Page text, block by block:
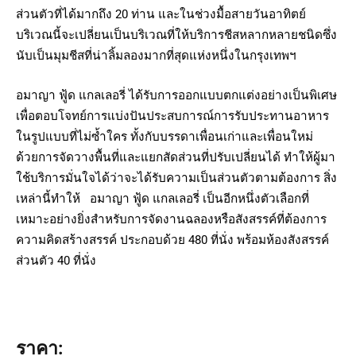
ส่วนตัวที่ได้มากถึง 20 ท่าน และในช่วงมื้อสายวันอาทิตย์
บริเวณนี้จะเปลี่ยนเป็นบริเวณที่ให้บริการชีสหลากหลายชนิดซึ่ง
นับเป็นมุมชีสที่น่าลิ้มลองมากที่สุดแห่งหนึ่งในกรุงเทพฯ
อมาญา ฟู้ด แกลเลอรี่ ได้รับการออกแบบตกแต่งอย่างเป็นพิเศษ
เพื่อตอบโจทย์การแบ่งปันประสบการณ์การรับประทานอาหาร
ในรูปแบบที่ไม่ซ้ำใคร ทั้งกับบรรดาเพื่อนเก่าและเพื่อนใหม่
ด้วยการจัดวางพื้นที่และแยกสัดส่วนที่ปรับเปลี่ยนได้ ทำให้ผู้มา
ใช้บริการมั่นใจได้ว่าจะได้รับความเป็นส่วนตัวตามต้องการ สิ่ง
เหล่านี้ทำให้ อมาญา ฟู้ด แกลเลอรี่ เป็นอีกหนึ่งตัวเลือกที่
เหมาะอย่างยิ่งสำหรับการจัดงานฉลองหรือสังสรรค์ที่ต้องการ
ความคิดสร้างสรรค์ ประกอบด้วย 480 ที่นั่ง พร้อมห้องสังสรรค์
ส่วนตัว 40 ที่นั่ง
ราคา: